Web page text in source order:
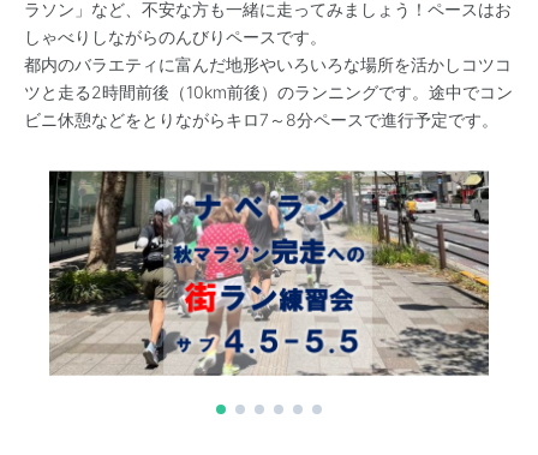
ラソン」など、不安な方も一緒に走ってみましょう！ペースはお
しゃべりしながらのんびりペースです。
都内のバラエティに富んだ地形やいろいろな場所を活かしコツコ
ツと走る2時間前後（10km前後）のランニングです。途中でコン
ビニ休憩などをとりながらキロ7～8分ペースで進行予定です。